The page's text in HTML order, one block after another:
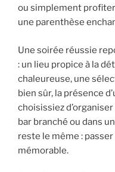
ou simplement
une parenthèse
Une soirée réussie
: un lieu propice à la
chaleureuse, une
bien sûr, la présence
choisissiez
bar branché ou dans
reste le même :
mémorable.